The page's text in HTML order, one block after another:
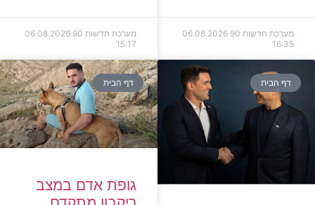
מערכת חדשות 90
06.08.2026
16:35
מערכת חדשות 90
06.08.2026
15:17
דף הבית דף הבית
גופת אדם במצב